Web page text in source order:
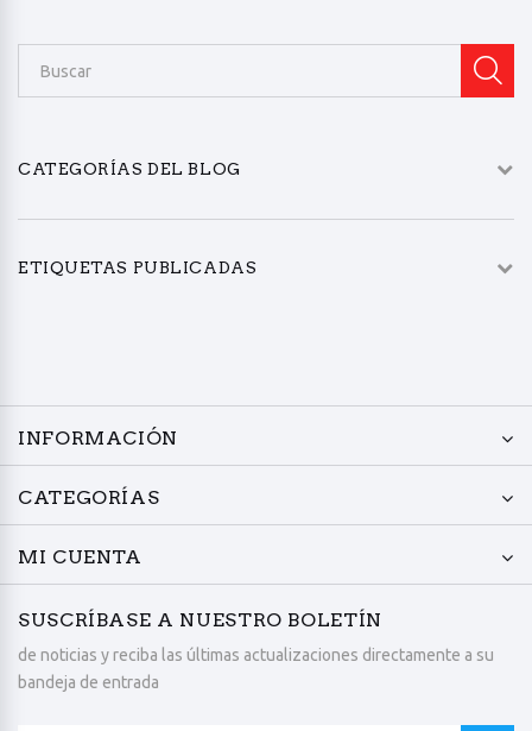
CATEGORÍAS DEL BLOG
ETIQUETAS PUBLICADAS
INFORMACIÓN
CATEGORÍAS
MI CUENTA
SUSCRÍBASE A NUESTRO BOLETÍN
de noticias y reciba las últimas actualizaciones directamente a su
bandeja de entrada